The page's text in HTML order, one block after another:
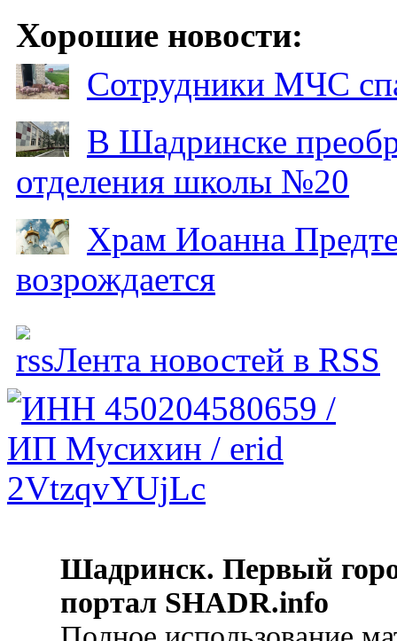
Хорошие новости:
Сотрудники МЧС
В Шадринске
отделения школы №20
Храм Иоанна
возрождается
Лента новостей в RSS
Шадринск. Первый
портал SHADR.info